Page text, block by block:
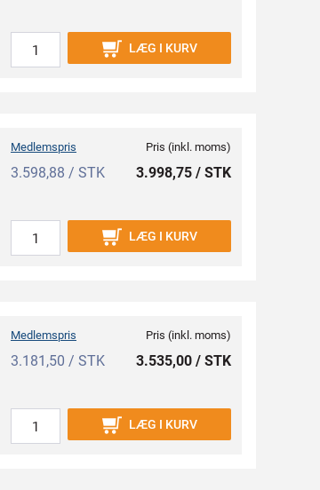
LÆG I KURV
Medlemspris
3.598,88 / STK
Pris (inkl. moms)
3.998,75 / STK
LÆG I KURV
Medlemspris
3.181,50 / STK
Pris (inkl. moms)
3.535,00 / STK
LÆG I KURV